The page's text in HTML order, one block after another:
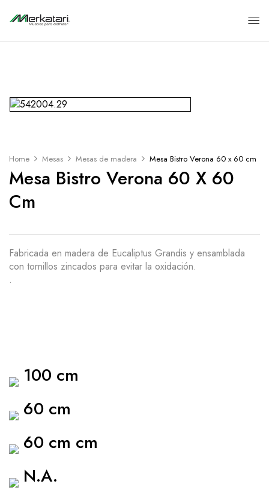
Home Mesas Mesas de madera Mesa Bistro Verona 60 x 60 cm
Mesa Bistro Verona 60 X 60
Cm
Fabricada en madera de Eucaliptus Grandis y ensamblada
con tornillos zincados para evitar la oxidación.
.
100 cm
60 cm
60 cm cm
N.A.